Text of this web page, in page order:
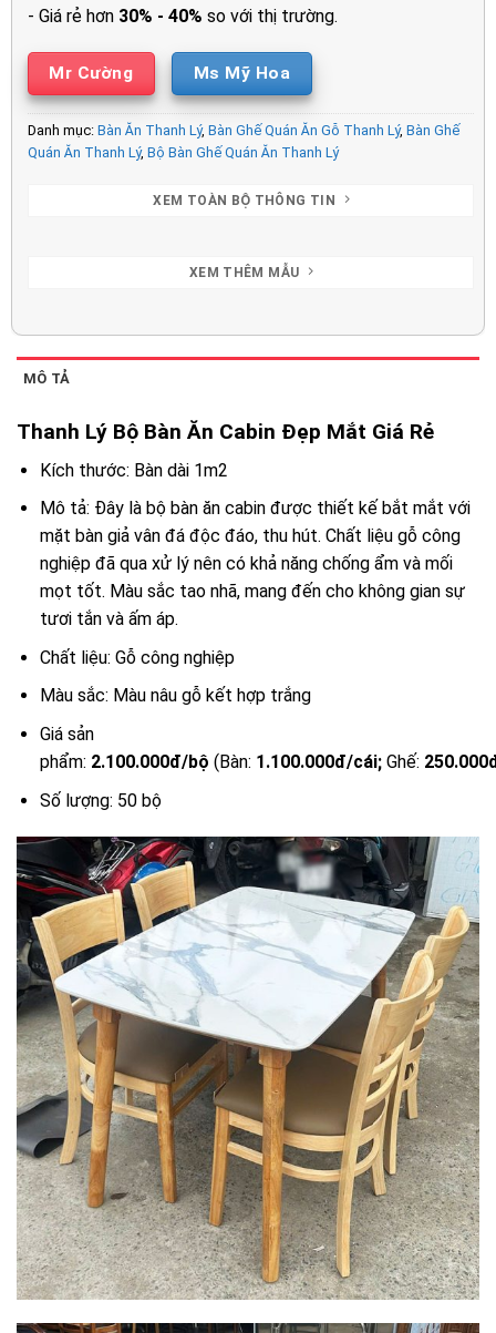
- Giá rẻ hơn 30% - 40% so với thị trường.
Mr Cường Ms Mỹ Hoa
Danh mục: Bàn Ăn Thanh Lý, Bàn Ghế Quán Ăn Gỗ Thanh Lý, Bàn Ghế
Quán Ăn Thanh Lý, Bộ Bàn Ghế Quán Ăn Thanh Lý
XEM TOÀN BỘ THÔNG TIN
XEM THÊM MẪU
MÔ TẢ
Thanh Lý Bộ Bàn Ăn Cabin Đẹp Mắt Giá Rẻ
Kích thước: Bàn dài 1m2
Mô tả: Đây là bộ bàn ăn cabin được thiết kế bắt mắt với
mặt bàn giả vân đá độc đáo, thu hút. Chất liệu gỗ công
nghiệp đã qua xử lý nên có khả năng chống ẩm và mối
mọt tốt. Màu sắc tao nhã, mang đến cho không gian sự
tươi tắn và ấm áp.
Chất liệu: Gỗ công nghiệp
Màu sắc: Màu nâu gỗ kết hợp trắng
Giá sản
phẩm: 2.100.000đ/bộ (Bàn: 1.100.000đ/cái; Ghế:
Số lượng: 50 bộ